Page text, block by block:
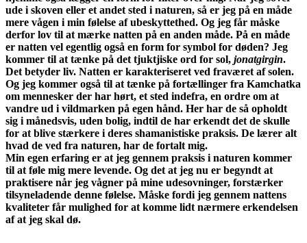
ude i skoven eller et andet sted i naturen, så er jeg på en måde
mere vågen i min følelse af ubeskyttethed. Og jeg får måske
derfor lov til at mærke natten på en anden måde. På en måde
er natten vel egentlig også en form for symbol for døden? Jeg
kommer til at tænke på det tjuktjiske ord for sol, jonatgirgin.
Det betyder liv. Natten er karakteriseret ved fraværet af solen.
Og jeg kommer også til at tænke på fortællinger fra Kamchatka
om mennesker der har hørt, et sted indefra, en ordre om at
vandre ud i vildmarken på egen hånd. Her har de så opholdt
sig i månedsvis, uden bolig, indtil de har erkendt det de skulle
for at blive stærkere i deres shamanistiske praksis. De lærer alt
hvad de ved fra naturen, har de fortalt mig.
Min egen erfaring er at jeg gennem praksis i naturen kommer
til at føle mig mere levende. Og det at jeg nu er begyndt at
praktisere når jeg vågner på mine udesovninger, forstærker
tilsyneladende denne følelse. Måske fordi jeg gennem nattens
kvaliteter får mulighed for at komme lidt nærmere erkendelsen
af at jeg skal dø.